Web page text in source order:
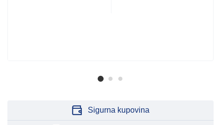
Sigurna kupovina